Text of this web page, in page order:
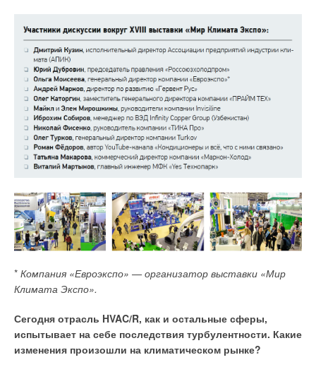
* Компания «Евроэкспо» — организатор выставки «Мир
Климата Экспо».
Сегодня отрасль HVAC/R, как и остальные сферы,
испытывает на себе последствия турбулентности. Какие
изменения произошли на климатическом рынке?
несовершенство научно-технической нормативной базы
в Российской Федерации.
Приложение к письму президента НП «АВОК» от 18 августа
2022 года №И-43/1–3 директору ФАУ «ФЦС»
с предложениями В. И. Ливчака к проекту приказа Минстроя
России «Об утверждении требований энергоэффективности
зданий…»
ФАУ «ФЦС» письмом от 11 августа 2022 года №Исх-5102
направило на рассмотрение очередной проект приказа
Минстроя России «Об утверждении требований
энергетической эффективности зданий, строений,
эффективности многоквартирных домов» за подписью
министра И. Э. Файзуллина. До этого, 24 марта 2022 года
Комитет Торгово-промышленной палаты (ТПП) РФ по
предпринимательству в сфере строительства направил
на рассмотрение предыдущую редакцию проекта приказа
Минстроя России с тем же названием.